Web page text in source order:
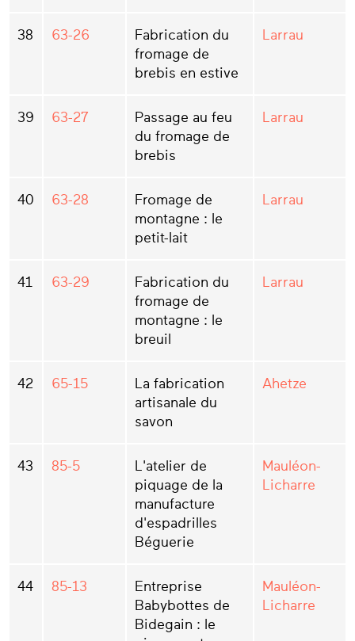
38 63-26
Fabrication du
fromage de
brebis en estive
Larrau
39 63-27
Passage au feu
du fromage de
brebis
Larrau
40 63-28
Fromage de
montagne : le
petit-lait
Larrau
41 63-29
Fabrication du
fromage de
montagne : le
breuil
Larrau
42 65-15
La fabrication
artisanale du
savon
Ahetze
43 85-5
L'atelier de
piquage de la
manufacture
d'espadrilles
Béguerie
Mauléon-
Licharre
44 85-13
Entreprise
Babybottes de
Bidegain : le
Mauléon-
Licharre